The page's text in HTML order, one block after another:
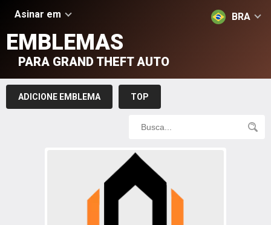
Asinar em BRA
EMBLEMAS
PARA GRAND THEFT AUTO
ADICIONE EMBLEMA TOP